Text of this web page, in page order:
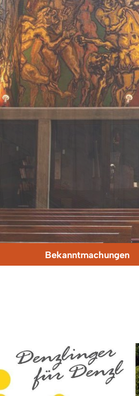
Bekanntmachungen